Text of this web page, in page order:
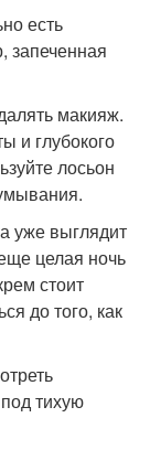
есть
запеченная
макияж.
и глубокого
лосьон
уже выглядит
целая ночь
стоит
до того, как
тихую